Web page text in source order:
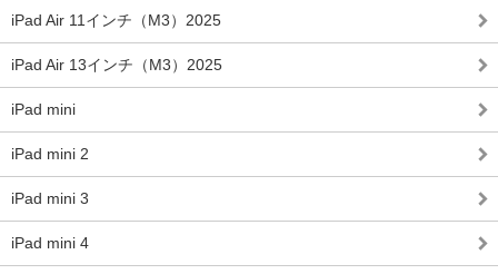
iPad Air 11インチ（M3）2025
iPad Air 13インチ（M3）2025
iPad mini
iPad mini 2
iPad mini 3
iPad mini 4